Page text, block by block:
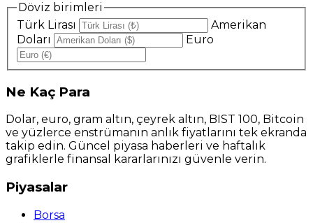
Döviz birimleri
Türk Lirası
Amerikan
Doları
Euro
Ne Kaç Para
Dolar, euro, gram altın, çeyrek altın, BIST 100, Bitcoin
ve yüzlerce enstrümanın anlık fiyatlarını tek ekranda
takip edin. Güncel piyasa haberleri ve haftalık
grafiklerle finansal kararlarınızı güvenle verin.
Piyasalar
Borsa